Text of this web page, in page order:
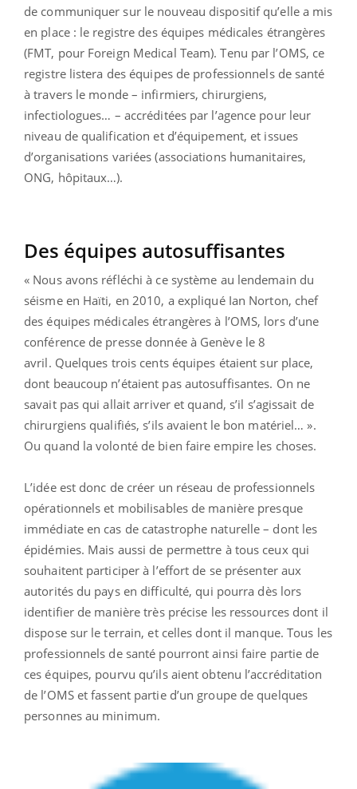
de communiquer sur le nouveau dispositif qu’elle a mis
en place : le registre des équipes médicales étrangères
(FMT, pour Foreign Medical Team). Tenu par l’OMS, ce
registre listera des équipes de professionnels de santé
à travers le monde – infirmiers, chirurgiens,
infectiologues… – accréditées par l’agence pour leur
niveau de qualification et d’équipement, et issues
d’organisations variées (associations humanitaires,
ONG, hôpitaux…).
Des équipes autosuffisantes
« Nous avons réfléchi à ce système au lendemain du
séisme en Haïti, en 2010, a expliqué Ian Norton, chef
des équipes médicales étrangères à l’OMS, lors d’une
conférence de presse donnée à Genève le 8
avril. Quelques trois cents équipes étaient sur place,
dont beaucoup n’étaient pas autosuffisantes. On ne
savait pas qui allait arriver et quand, s’il s’agissait de
chirurgiens qualifiés, s’ils avaient le bon matériel… ».
Ou quand la volonté de bien faire empire les choses.
L’idée est donc de créer un réseau de professionnels
opérationnels et mobilisables de manière presque
immédiate en cas de catastrophe naturelle – dont les
épidémies. Mais aussi de permettre à tous ceux qui
souhaitent participer à l’effort de se présenter aux
autorités du pays en difficulté, qui pourra dès lors
identifier de manière très précise les ressources dont il
dispose sur le terrain, et celles dont il manque. Tous les
professionnels de santé pourront ainsi faire partie de
ces équipes, pourvu qu’ils aient obtenu l’accréditation
de l’OMS et fassent partie d’un groupe de quelques
personnes au minimum.